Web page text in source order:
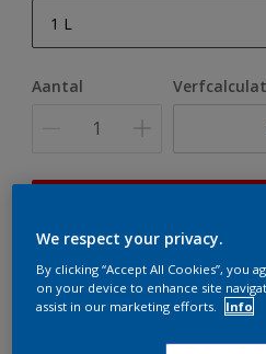
1 L
10 L
Aantal
te bestellen. Houd de website
er hard aan om de voorraad
We respect your privacy.
By clicking “Accept All Cookies”, you
on your device to enhance site
assist in our marketing efforts.
Info